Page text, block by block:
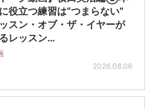
役立つ練習は“つまらない”
スン・オブ・ザ・イヤーが
レッスン…
2026.08.06